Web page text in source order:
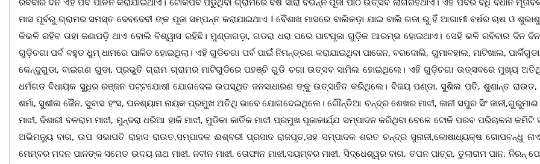
ମାସ ପୂର୍ବରୁ ଗ୍ରାମର ସମସ୍ତ ଦେବଦେବୀ ଙ୍କ ପୂଜା ସମ୍ପନ୍ନ କରାଯାଇଥାଏ I ବୈଶାଖ ମାସରେ ବାଲିକଡ଼ା ଯାଇ ବାଲି ଗଜା ରୁ ହିଁ ଆଗାମୀ ବର୍ଷର ଚାଷ ଓ
କିଭଳି ରହିବ ତାହା ଜଣାପଡ଼ି ଥାଏ ବୋଲି ବିଶ୍ୱାସ ରହିଛି। ମୁଣ୍ଡାଗଡ଼ା, ଗଡରା ଧରା ପରେ ପାଟପୂଜା ଗୁଡ଼ିକ ଆରମ୍ଭ ହୋଇଥାଏ। ସେହି ଭଳି ରବିବାର ଦିନ
ଗୁଡ଼ିଚଗା ପର୍ବ ବହୁତ ଧୁମ୍ ଧାମରେ ପାଳିତ ହୋଇଥିଲା। ଏହି ଗୁଡିଚଗା ପର୍ବ ପାଇଁ ନିମନ୍ତ୍ରଣ କରାଯାଇଥିବା ପାଜେନ, ବରଦୋଲି, ଗୁମାବହାଲ, ମାଟିଖାଲ,
କେନ୍ଦୁଗୁଡା, ବାଇଗଣ ଗୁଡା, ପ୍ରଭୁତି ଗ୍ରାମ ଗ୍ରାମର ମାଟିଗୁଡିରେ ପହଞ୍ଚି ଗୁଡି ଚଗା ଉତ୍ସବ ସାମିଲ ହୋଇଥିଲେ। ଏହି ଗୁଡ଼ିଚଗା ଉତ୍ସବରେ ମୁଖ୍ୟ
ଧର୍ମଗଡ ବିଧାୟକ ସୁଧିର ରଞ୍ଜନ ପଟ୍ଟଯୋଷୀ ଯୋଗଦେଇ ଉପସ୍ଥିତ ଜନସାଧାରଣ ଙ୍କୁ ଉତ୍ସାହିତ କରିଥିଲେ। ବିଜୟ ପଣ୍ଡା, ସୁଶିଲ ପତି, ଶୁଶାନ୍ତ
ଶର୍ମା, ସୁଶୀଲ ଜୈନ, ସୁବାସ ହଂସ, ଘନଶ୍ୟାମ ନାୟକ ପ୍ରମୁଖ ଅତିଥି ଭାବେ ଯୋଗଦେଇଥିଲେ। ଗୌନ୍ତିଆ ଚନ୍ଦ୍ର ଶେଖର ମାଝୀ, ଜାନୀ ସପୁର ସିଂ ଜାନୀ,ଗୁରୁମାଈ
ମାଝୀ, ଦିଶାରୀ ବଳରାମ ମାଝୀ, ମୁନ୍ଦରା ଧରିଆ ହାକି ମାଝୀ, ମୁଡିକା କାର୍ତିକ ମାଝୀ ପ୍ରମୁଖ ପୂଜାକାର୍ଯ୍ଯ ସମ୍ପାଦନ କରିଥିବା ବେଳେ ଟୋକି ପରବ ପରିଚାଳନା କମିଟି
ଅଭିମନ୍ୟୁ ବାଗ, ଉପ ସଭାପତି ରାହାସ ରାଉତ,ସମ୍ପାଦକ ଈଶ୍ବରୀ ପ୍ରସାଦ ରାଜପୂତ,ସହ ସମ୍ପାଦକ ଶରତ ଚନ୍ଦ୍ର ସୁନାନୀ,କୋଷାଧ୍ୟକ୍ଷ ଗୋପବନ୍ଧୁ
ମେମ୍ବର ମଦନ ପାନଙ୍କ ସମେତ ଉଦୟ ନାଥ ମାଝୀ, ନବୀନ ମାଝୀ, ତୋଫାନ ମାଝୀ,ସୟମ୍ବର ମାଝୀ, ସିଦ୍ଧେଶ୍ୱର ବାଗ, ତପନ ପାତ୍ର, ତୁଲାରାମ ପାନ, ନିରନ୍